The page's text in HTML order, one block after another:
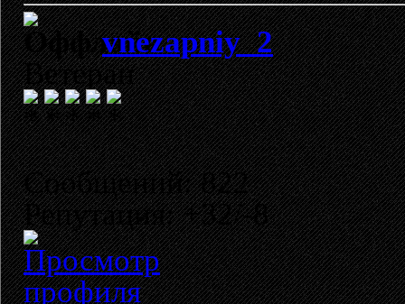
vnezapniy_2
Ветеран
Сообщений: 822
Репутация: +32/-8